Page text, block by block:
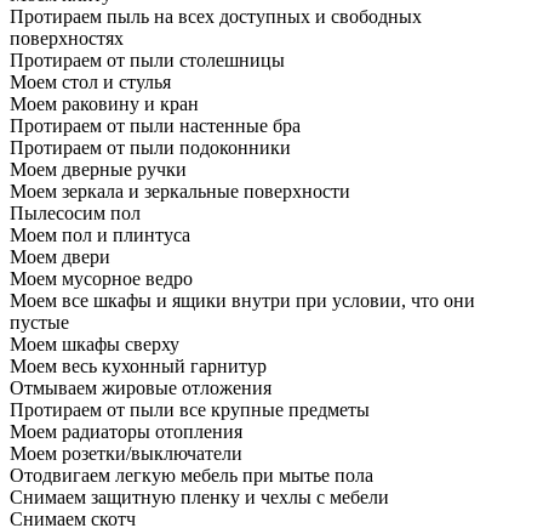
Протираем пыль на всех доступных и свободных
поверхностях
Протираем от пыли столешницы
Моем стол и стулья
Моем раковину и кран
Протираем от пыли настенные бра
Протираем от пыли подоконники
Моем дверные ручки
Моем зеркала и зеркальные поверхности
Пылесосим пол
Моем пол и плинтуса
Моем двери
Моем мусорное ведро
Моем все шкафы и ящики внутри при условии, что они
пустые
Моем шкафы сверху
Моем весь кухонный гарнитур
Отмываем жировые отложения
Протираем от пыли все крупные предметы
Моем радиаторы отопления
Моем розетки/выключатели
Отодвигаем легкую мебель при мытье пола
Снимаем защитную пленку и чехлы с мебели
Снимаем скотч